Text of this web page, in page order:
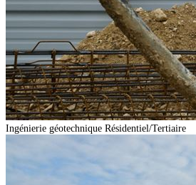
Ingénierie géotechnique Résidentiel/Tertiaire